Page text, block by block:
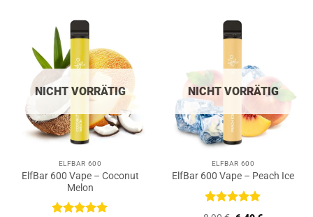
NICHT VORRÄTIG
ELFBAR 600
ElfBar 600 Vape – Coconut
Melon
NICHT VORRÄTIG
ELFBAR 600
ElfBar 600 Vape – Peach Ice
Bewertet